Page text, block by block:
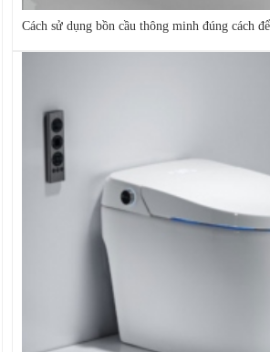
Cách sử dụng bồn cầu thông minh đúng cách